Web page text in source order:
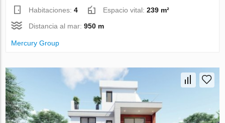
Habitaciones:4 Espacio vital:239 m²
Distancia al mar:950 m
Mercury Group